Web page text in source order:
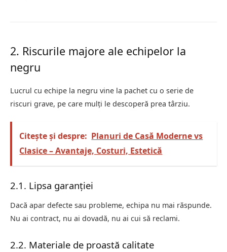
2. Riscurile majore ale echipelor la
negru
Lucrul cu echipe la negru vine la pachet cu o serie de
riscuri grave, pe care mulți le descoperă prea târziu.
Citește și despre: Planuri de Casă Moderne vs
Clasice – Avantaje, Costuri, Estetică
2.1. Lipsa garanției
Dacă apar defecte sau probleme, echipa nu mai răspunde.
Nu ai contract, nu ai dovadă, nu ai cui să reclami.
2.2. Materiale de proastă calitate